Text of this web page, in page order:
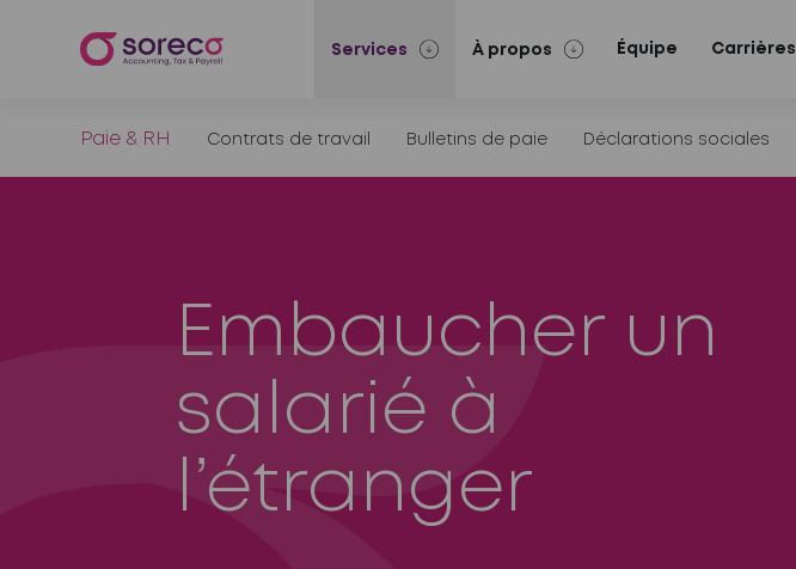
Services À propos Équipe Carrières
Paie & RH Contrats de travail Bulletins de paie Déclarations sociales
Embaucher un
salarié à
l’étranger